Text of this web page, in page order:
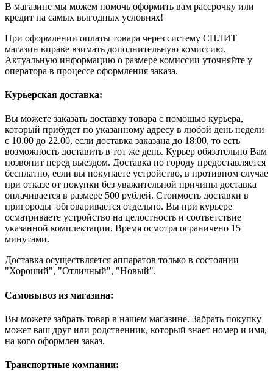
В магазине мы можем помочь оформить вам рассрочку или
кредит на самых выгодных условиях!
При оформлении оплаты товара через систему СПЛИТ
магазин вправе взимать дополнительную комиссию.
Актуальную информацию о размере комиссии уточняйте у
оператора в процессе оформления заказа.
Курьерская доставка:
Вы можете заказать доставку товара с помощью курьера,
который прибудет по указанному адресу в любой день недели
с 10.00 до 22.00, если доставка заказана до 18:00, то есть
возможность доставить в тот же день. Курьер обязательно Вам
позвонит перед выездом. Доставка по городу предоставляется
бесплатно, если вы покупаете устройство, в противном случае
при отказе от покупки без уважительной причины доставка
оплачивается в размере 500 рублей. Стоимость доставки в
пригороды обговаривается отдельно. Вы при курьере
осматриваете устройство на целостность и соответствие
указанной комплектации. Время осмотра ограничено 15
минутами.
Доставка осуществляется аппаратов только в состоянии
"Хороший", "Отличный", "Новый".
Самовывоз из магазина:
Вы можете забрать товар в нашем магазине. Забрать покупку
может ваш друг или родственник, который знает номер и имя,
на кого оформлен заказ.
Транспортные компании: